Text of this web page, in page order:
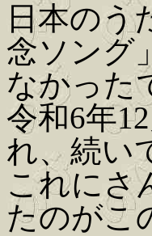
日本のう
念ソング
なかった
令和6年
れ、続い
これにさ
たのがこ